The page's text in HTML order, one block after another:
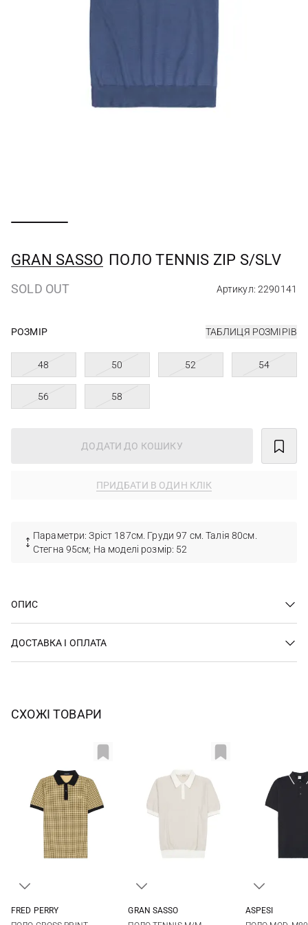
GRAN SASSO ПОЛО TENNIS ZIP S/SLV
SOLD OUT Артикул: 2290141
РОЗМІР ТАБЛИЦЯ РОЗМІРІВ
48 50 52 54
56 58
ДОДАТИ ДО КОШИКУ
ПРИДБАТИ В ОДИН КЛІК
Параметри: Зріст 187см. Груди 97 см. Талія 80см.
Стегна 95см; На моделі розмір: 52
ОПИС
ДОСТАВКА І ОПЛАТА
СХОЖІ ТОВАРИ
FRED PERRY
GRAN SASSO
ASPESI